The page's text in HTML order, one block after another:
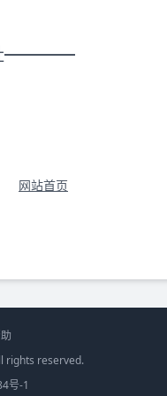
网站首页
rights reserved.
号-1